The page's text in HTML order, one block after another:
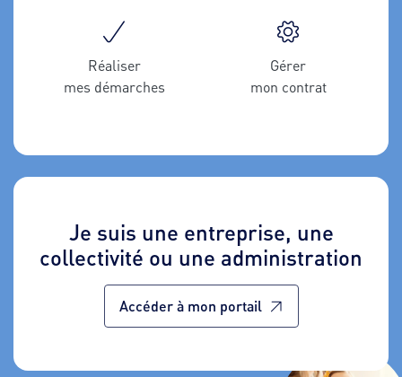
Réaliser
mes démarches
Gérer
mon contrat
Je suis une entreprise, une
collectivité ou une administration
Accéder à mon portail